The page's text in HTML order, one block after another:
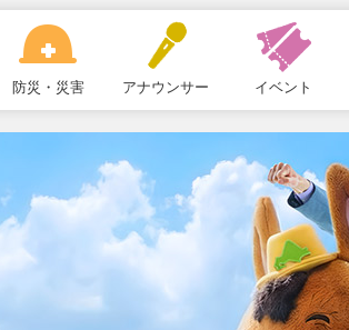
防災・災害 アナウンサー イベント